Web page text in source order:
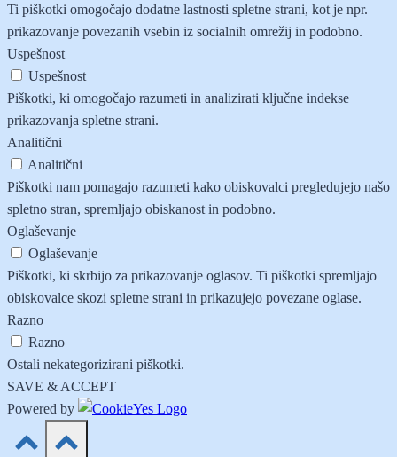
Ti piškotki omogočajo dodatne lastnosti spletne strani, kot je npr.
prikazovanje povezanih vsebin iz socialnih omrežij in podobno.
Uspešnost
Uspešnost
Piškotki, ki omogočajo razumeti in analizirati ključne indekse
prikazovanja spletne strani.
Analitični
Analitični
Piškotki nam pomagajo razumeti kako obiskovalci pregledujejo našo
spletno stran, spremljajo obiskanost in podobno.
Oglaševanje
Oglaševanje
Piškotki, ki skrbijo za prikazovanje oglasov. Ti piškotki spremljajo
obiskovalce skozi spletne strani in prikazujejo povezane oglase.
Razno
Razno
Ostali nekategorizirani piškotki.
SAVE & ACCEPT
Powered by